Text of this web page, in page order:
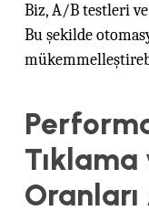
Biz, A/B testleri
Bu şekilde
Tıklama